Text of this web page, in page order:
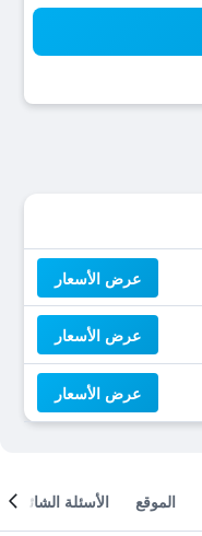
عرض الأسعار
عرض الأسعار
عرض الأسعار
الموقع الأسئلة الشائعة